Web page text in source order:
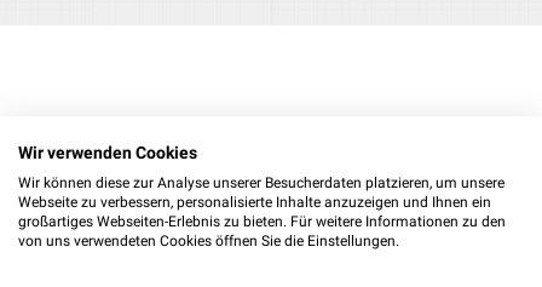
Konstruktion mit Inventor &
SolidWorks – umfassende
Wir verwenden Cookies
Wir können diese zur Analyse unserer Besucherdaten platzieren, um unsere
Webseite zu verbessern, personalisierte Inhalte anzuzeigen und Ihnen ein
großartiges Webseiten-Erlebnis zu bieten. Für weitere Informationen zu den
von uns verwendeten Cookies öffnen Sie die Einstellungen.